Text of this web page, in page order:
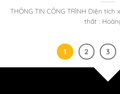
THÔNG TIN CÔNG TRÌNH Diện
thất :
1 2 3